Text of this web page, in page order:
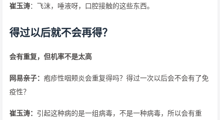
崔玉涛：飞沫，唾液呀，口腔接触的这些东西。
得过以后就不会再得？
会有重复，但机率不是太高
网易亲子： 疱疹性咽颊炎会重复得吗？得过一次以后会不会有了免
疫性？
崔玉涛： 引起这种病的是一组病毒，不是一种病毒，所以会有重